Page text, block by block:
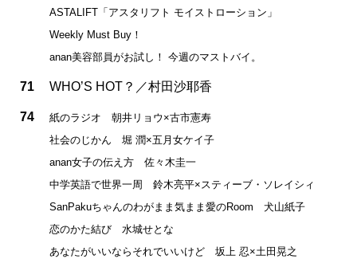
ASTALIFT「アスタリフト モイストローション」
Weekly Must Buy！
anan美容部員がお試し！ 今週のマストバイ。
71 WHO’S HOT？／村田沙耶香
74
紙のラジオ 朝井リョウ×古市憲寿
社会のじかん 堀 潤×五月女ケイ子
anan女子の伝え方 佐々木圭一
中学英語で世界一周 鈴木亮平×スティーブ・ソレイシィ
SanPakuちゃんのわがまま気まま愛のRoom 犬山紙子
恋のかた結び 水城せとな
あなたがいいならそれでいいけど 坂上 忍×土田晃之